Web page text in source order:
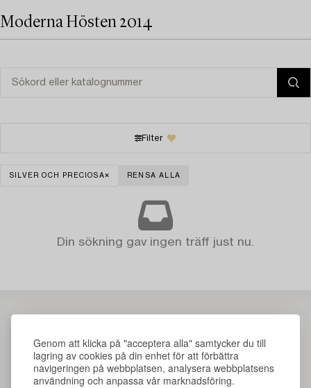
Genom att klicka på "acceptera alla" samtycker du till
lagring av cookies på din enhet för att förbättra
navigeringen på webbplatsen, analysera webbplatsens
användning och anpassa vår marknadsföring.
Moderna Hösten 2014
Filter
SILVER OCH PRECIOSA RENSA ALLA
Din sökning gav ingen träff just nu.